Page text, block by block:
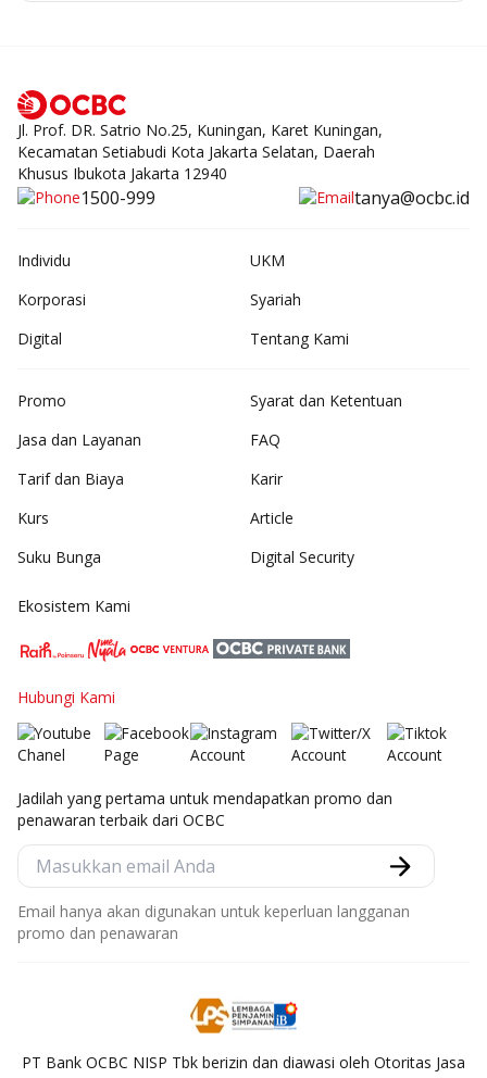
Jl. Prof. DR. Satrio No.25, Kuningan, Karet Kuningan,
Kecamatan Setiabudi Kota Jakarta Selatan, Daerah
Khusus Ibukota Jakarta 12940
1500-999 tanya@ocbc.id
Individu
UKM
Korporasi
Syariah
Digital
Tentang Kami
Promo
Jasa dan Layanan
Tarif dan Biaya
Kurs
Suku Bunga
Syarat dan Ketentuan
FAQ
Karir
Article
Digital Security
Ekosistem Kami
Hubungi Kami
Jadilah yang pertama untuk mendapatkan promo dan
penawaran terbaik dari OCBC
Email hanya akan digunakan untuk keperluan langganan
promo dan penawaran
PT Bank OCBC NISP Tbk berizin dan diawasi oleh Otoritas Jasa